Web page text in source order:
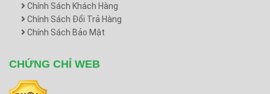
Chính Sách Khách Hàng
Chính Sách Đổi Trả Hàng
Chính Sách Bảo Mật
CHỨNG CHỈ WEB